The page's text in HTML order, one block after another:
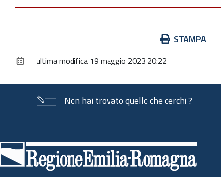
documento
STAMPA
ultima modifica 19 maggio 2023 20:22
Non hai trovato quello che cerchi ?
di
pagina